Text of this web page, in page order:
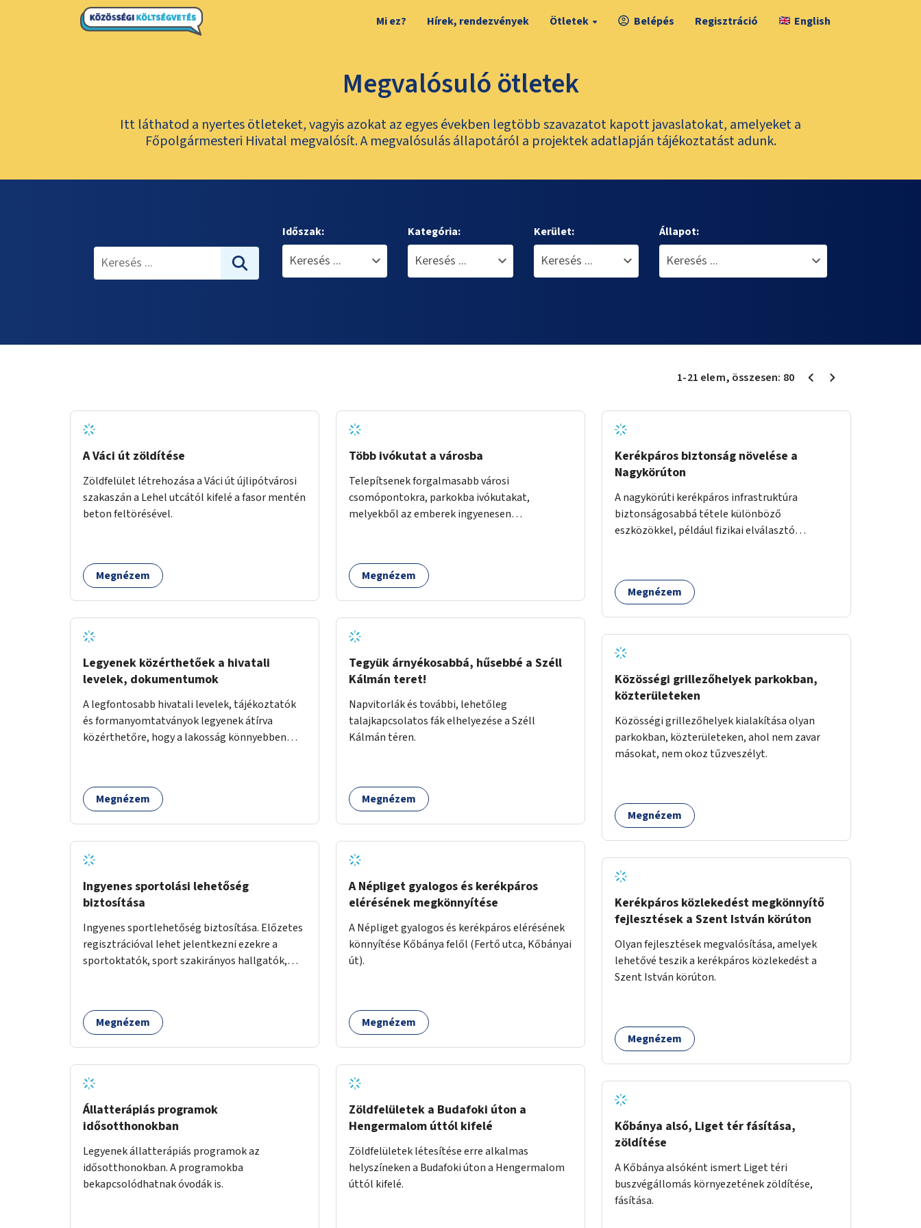
Mi ez? Hírek, rendezvények Ötletek Belépés Regisztráció English
Megvalósuló ötletek
Itt láthatod a nyertes ötleteket, vagyis azokat az egyes években legtöbb szavazatot kapott javaslatokat, amelyeket a
Főpolgármesteri Hivatal megvalósít. A megvalósulás állapotáról a projektek adatlapján tájékoztatást adunk.
Időszak: Kategória: Kerület: Állapot:
1-21 elem, összesen: 80
A Váci út zöldítése
Zöldfelület létrehozása a Váci út újlipótvárosi
szakaszán a Lehel utcától kifelé a fasor mentén
beton feltörésével.
Megnézem
Legyenek közérthetőek a hivatali
levelek, dokumentumok
A legfontosabb hivatali levelek, tájékoztatók
és formanyomtatványok legyenek átírva
közérthetőre, hogy a lakosság könnyebben
Megnézem
Ingyenes sportolási lehetőség
biztosítása
Ingyenes sportlehetőség biztosítása. Előzetes
regisztrációval lehet jelentkezni ezekre a
sportoktatók, sport szakirányos hallgatók,
Megnézem
Állatterápiás programok
idősotthonokban
Legyenek állatterápiás programok az
idősotthonokban. A programokba
bekapcsolódhatnak óvodák is.
Több ivókutat a városba
Telepítsenek forgalmasabb városi
csomópontokra, parkokba ivókutakat,
melyekből az emberek ingyenesen
Megnézem
Tegyük árnyékosabbá, hűsebbé a Széll
Kálmán teret!
Napvitorlák és további, lehetőleg
talajkapcsolatos fák elhelyezése a Széll
Kálmán téren.
Megnézem
A Népliget gyalogos és kerékpáros
elérésének megkönnyítése
A Népliget gyalogos és kerékpáros elérésének
könnyítése Kőbánya felől (Fertő utca, Kőbányai
út).
Megnézem
Zöldfelületek a Budafoki úton a
Hengermalom úttól kifelé
Zöldfelületek létesítése erre alkalmas
helyszíneken a Budafoki úton a Hengermalom
úttól kifelé.
Kerékpáros biztonság növelése a
Nagykörúton
A nagykörúti kerékpáros infrastruktúra
biztonságosabbá tétele különböző
eszközökkel, például fizikai elválasztó
Megnézem
Közösségi grillezőhelyek parkokban,
közterületeken
Közösségi grillezőhelyek kialakítása olyan
parkokban, közterületeken, ahol nem zavar
másokat, nem okoz tűzveszélyt.
Megnézem
Kerékpáros közlekedést megkönnyítő
fejlesztések a Szent István körúton
Olyan fejlesztések megvalósítása, amelyek
lehetővé teszik a kerékpáros közlekedést a
Szent István körúton.
Megnézem
Kőbánya alsó, Liget tér fásítása,
zöldítése
A Kőbánya alsóként ismert Liget téri
buszvégállomás környezetének zöldítése,
fásítása.